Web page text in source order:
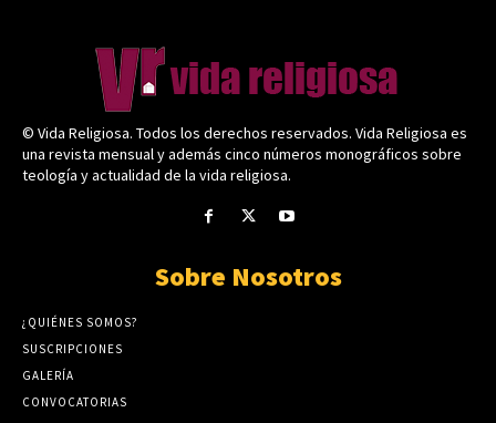
© Vida Religiosa. Todos los derechos reservados. Vida Religiosa es
una revista mensual y además cinco números monográficos sobre
teología y actualidad de la vida religiosa.
Sobre Nosotros
¿QUIÉNES SOMOS?
SUSCRIPCIONES
GALERÍA
CONVOCATORIAS